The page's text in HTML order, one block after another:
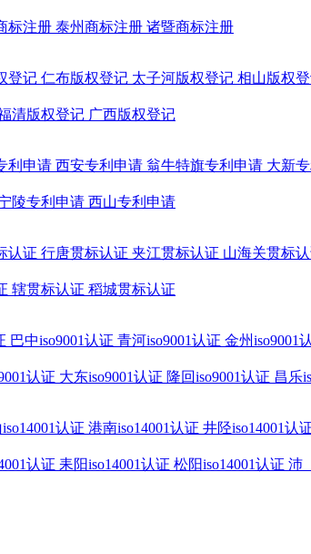
标注册 泰州商标注册 诸暨商标注册
登记 仁布版权登记 太子河版权登记 相山版权
清版权登记 广西版权登记
利申请 西安专利申请 翁牛特旗专利申请 大新
陵专利申请 西山专利申请
认证 行唐贯标认证 夹江贯标认证 山海关贯标
辖贯标认证 稻城贯标认证
巴中iso9001认证 青河iso9001认证 金州iso9001
认证 大东iso9001认证 隆回iso9001认证 昌乐
认证 港南iso14001认证 井陉iso14001认
认证 耒阳iso14001认证 松阳iso14001认证 沛